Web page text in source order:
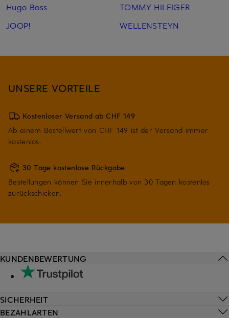
Hugo Boss
JOOP!
TOMMY HILFIGER
WELLENSTEYN
UNSERE VORTEILE
Kostenloser Versand ab CHF 149
Ab einem Bestellwert von CHF 149 ist der Versand immer
kostenlos.
30 Tage kostenlose Rückgabe
Bestellungen können Sie innerhalb von 30 Tagen kostenlos
zurückschicken.
KUNDENBEWERTUNG
SICHERHEIT
BEZAHLARTEN